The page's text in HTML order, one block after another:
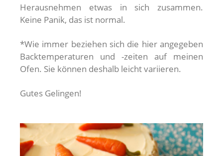
Herausnehmen etwas in sich zusammen.
Keine Panik, das ist normal.
*Wie immer beziehen sich die hier angegeben
Backtemperaturen und -zeiten auf meinen
Ofen. Sie können deshalb leicht variieren.
Gutes Gelingen!